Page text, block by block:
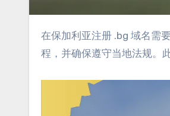
在保加利亚注册 .bg 域名需要满足特定条件，例如拥有本地存在和提供有效的身份证明。了解这些要求可以简化注册过
程，并确保遵守当地法规。